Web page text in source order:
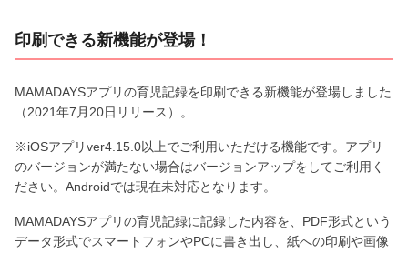
印刷できる新機能が登場！
MAMADAYSアプリの育児記録を印刷できる新機能が登場しました
（2021年7月20日リリース）。
※iOSアプリver4.15.0以上でご利用いただける機能です。アプリ
のバージョンが満たない場合はバージョンアップをしてご利用く
ださい。Androidでは現在未対応となります。
MAMADAYSアプリの育児記録に記録した内容を、PDF形式という
データ形式でスマートフォンやPCに書き出し、紙への印刷や画像